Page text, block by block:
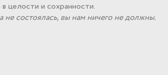
целости и сохранности.
не состоялась, вы нам ничего не должны.